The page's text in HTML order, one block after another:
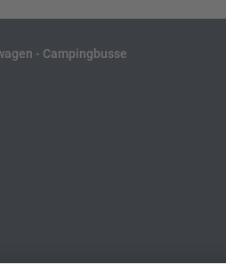
- Campingbusse